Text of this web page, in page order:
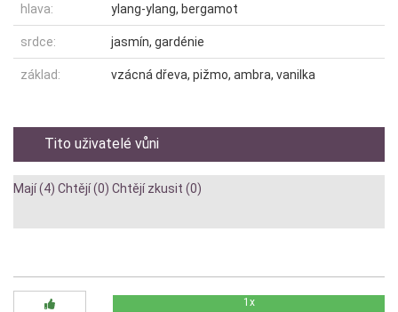
hlava: ylang-ylang, bergamot
srdce: jasmín, gardénie
základ: vzácná dřeva, pižmo, ambra, vanilka
Tito uživatelé vůni
Mají (4) Chtějí (0) Chtějí zkusit (0)
1x